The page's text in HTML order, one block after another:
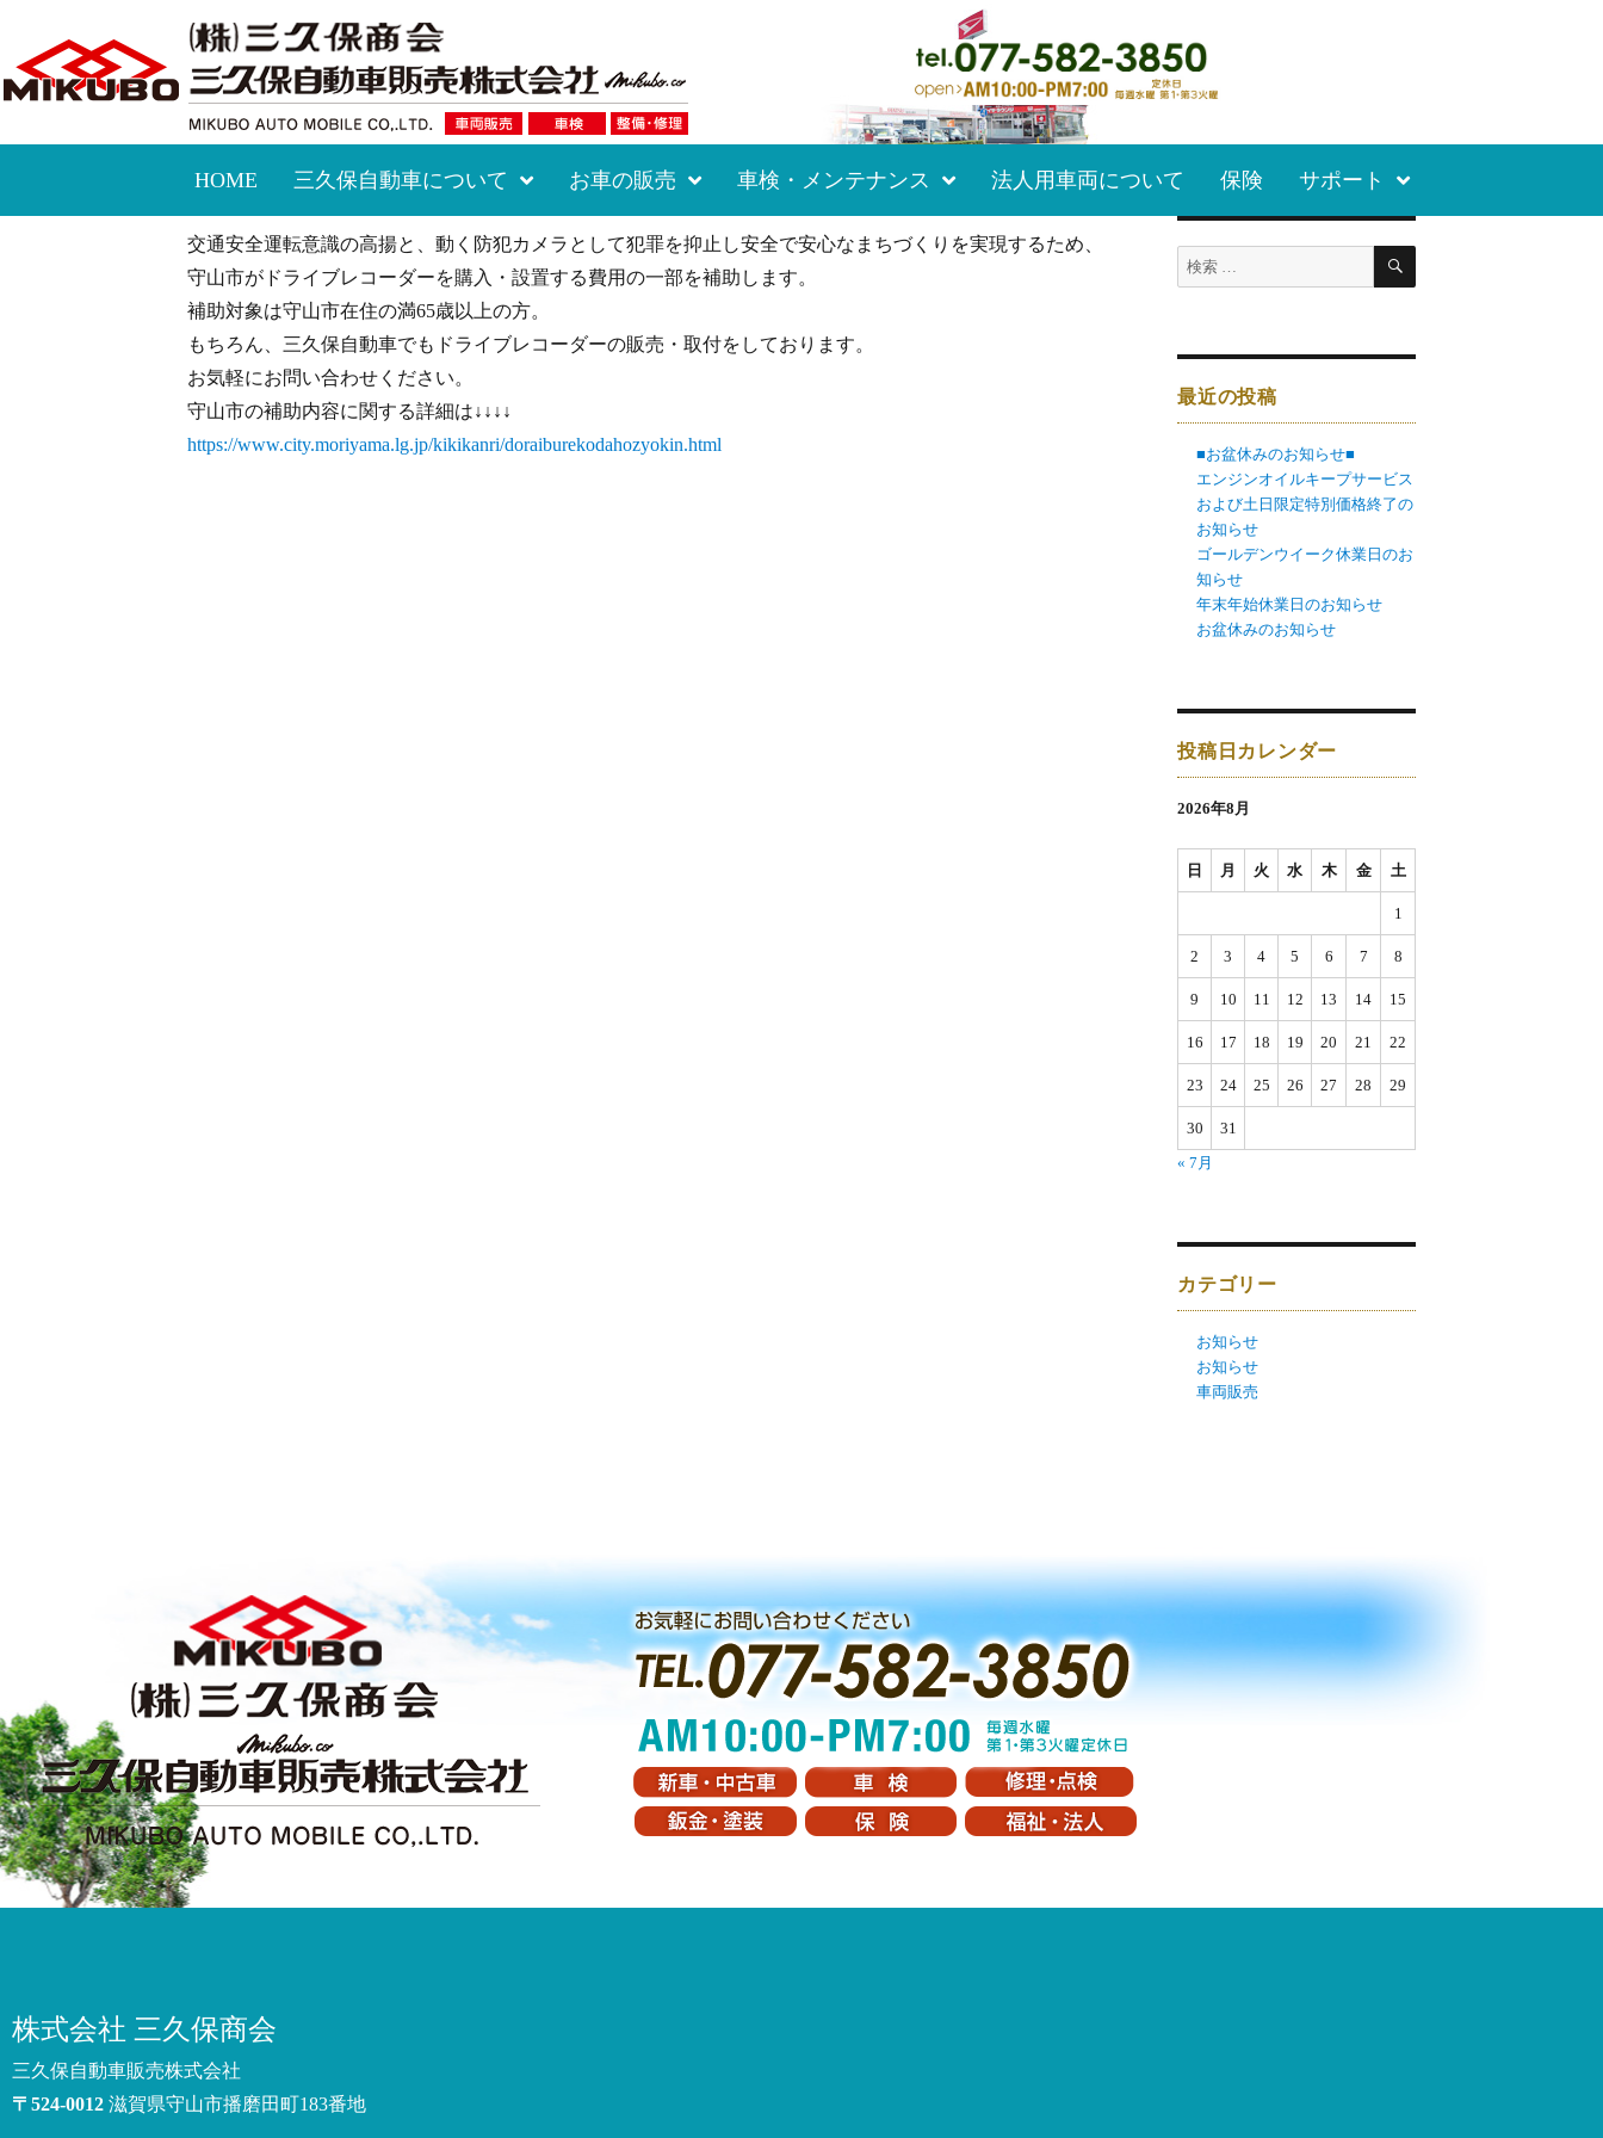
HOME 三久保自動車について お車の販売 車検・メンテナンス 法人用車両について 保険 サポート
交通安全運転意識の高揚と、動く防犯カメラとして犯罪を抑止し安全で安心なまちづくりを実現するため、
守山市がドライブレコーダーを購入・設置する費用の一部を補助します。
補助対象は守山市在住の満65歳以上の方。
もちろん、三久保自動車でもドライブレコーダーの販売・取付をしております。
お気軽にお問い合わせください。
守山市の補助内容に関する詳細は↓↓↓↓
https://www.city.moriyama.lg.jp/kikikanri/doraiburekodahozyokin.html
最近の投稿
■お盆休みのお知らせ■
エンジンオイルキープサービス
および土日限定特別価格終了の
お知らせ
ゴールデンウイーク休業日のお
知らせ
年末年始休業日のお知らせ
お盆休みのお知らせ
投稿日カレンダー
2026年8月
日 月 火 水 木 金 土
1
2 3 4 5 6 7 8
9 10 11 12 13 14 15
16 17 18 19 20 21 22
23 24 25 26 27 28 29
30
31
« 7月
カテゴリー
お知らせ
お知らせ
車両販売
株式会社 三久保商会
三久保自動車販売株式会社
〒524-0012 滋賀県守山市播磨田町183番地